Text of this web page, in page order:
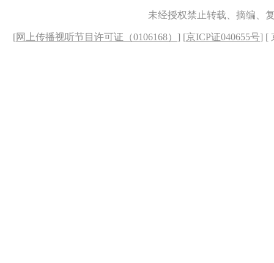
未经授权禁止转载、摘编、
[网上传播视听节目许可证（0106168） ] [京ICP证040655号] [